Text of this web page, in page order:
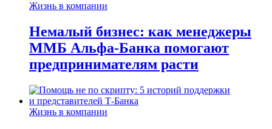
Жизнь в компании
Немалый бизнес: как менеджеры
ММБ Альфа-Банка помогают
предпринимателям расти
Жизнь в компании